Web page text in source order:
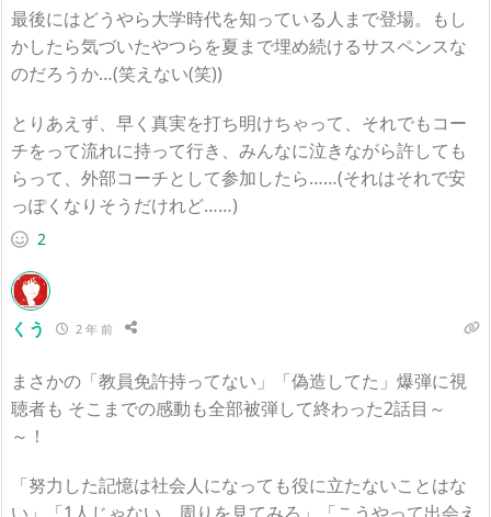
最後にはどうやら大学時代を知っている人まで登場。もし
かしたら気づいたやつらを夏まで埋め続けるサスペンスな
のだろうか…(笑えない(笑))
とりあえず、早く真実を打ち明けちゃって、それでもコー
チをって流れに持って行き、みんなに泣きながら許しても
らって、外部コーチとして参加したら……(それはそれで安
っぽくなりそうだけれど……)
2
くう 2 年 前
まさかの「教員免許持ってない」「偽造してた」爆弾に視
聴者も そこまでの感動も全部被弾して終わった2話目～
～！
「努力した記憶は社会人になっても役に立たないことはな